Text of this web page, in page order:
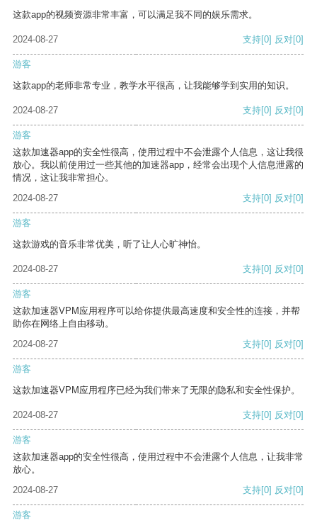
这款app的视频资源非常丰富，可以满足我不同的娱乐需求。
2024-08-27 支持[0] 反对[0]
游客
这款app的老师非常专业，教学水平很高，让我能够学到实用的知识。
2024-08-27 支持[0] 反对[0]
游客
这款加速器app的安全性很高，使用过程中不会泄露个人信息，这让我很
放心。我以前使用过一些其他的加速器app，经常会出现个人信息泄露的
情况，这让我非常担心。
2024-08-27
支持[0] 反对[0]
游客
这款游戏的音乐非常优美，听了让人心旷神怡。
2024-08-27 支持[0] 反对[0]
游客
这款加速器VPM应用程序可以给你提供最高速度和安全性的连接，并帮
助你在网络上自由移动。
2024-08-27
支持[0] 反对[0]
游客
这款加速器VPM应用程序已经为我们带来了无限的隐私和安全性保护。
2024-08-27 支持[0] 反对[0]
游客
这款加速器app的安全性很高，使用过程中不会泄露个人信息，让我非常
放心。
2024-08-27
支持[0] 反对[0]
游客